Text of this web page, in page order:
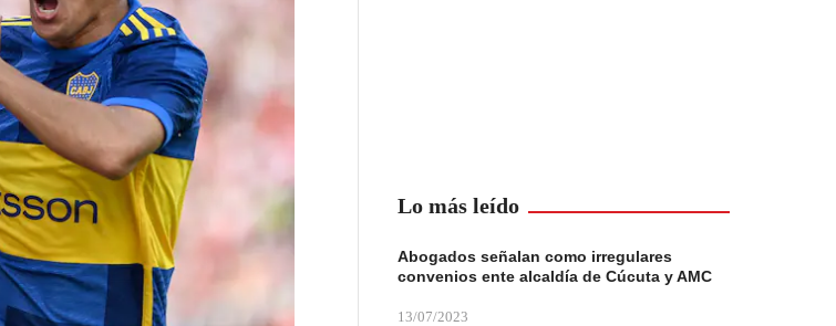
Lo más leído
Abogados señalan como irregulares
convenios ente alcaldía de Cúcuta y AMC
13/07/2023